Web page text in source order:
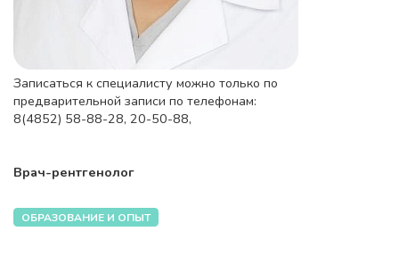
Записаться к специалисту можно только по
предварительной записи по телефонам:
8(4852) 58-88-28, 20-50-88,
Врач-рентгенолог
ОБРАЗОВАНИЕ И ОПЫТ